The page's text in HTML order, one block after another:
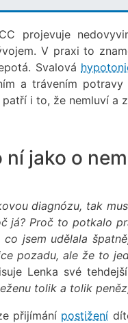
projevuje
V praxi to
Svalová
a trávením
patří i to, že nemluví a
ní jako o
diagnózu, tak
já? Proč to potkalo
jsem udělala
pozadu, ale že to
Lenka své
tolik a tolik
přijímání postižení